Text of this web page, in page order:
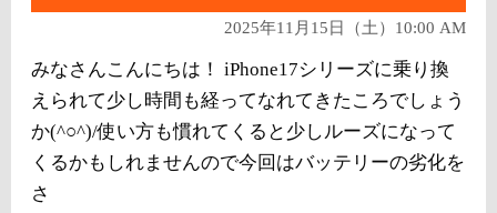
2025年11月15日（土）10:00 AM
みなさんこんにちは！ iPhone17シリーズに乗り換
えられて少し時間も経ってなれてきたころでしょう
か(^○^)/使い方も慣れてくると少しルーズになって
くるかもしれませんので今回はバッテリーの劣化を
さ